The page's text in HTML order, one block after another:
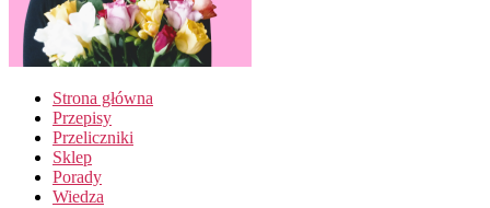
Strona główna
Przepisy
Przeliczniki
Sklep
Porady
Wiedza